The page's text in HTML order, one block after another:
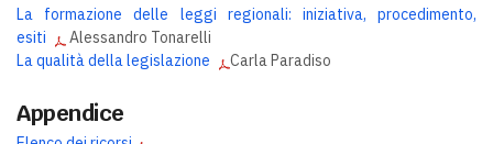
La formazione delle leggi regionali: iniziativa, procedimento,
esiti
Alessandro Tonarelli
La qualità della legislazione
Carla Paradiso
Appendice